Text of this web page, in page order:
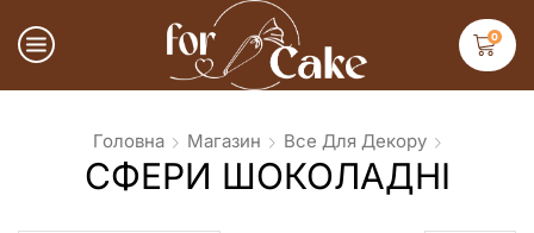
0
Головна Магазин Все Для Декору
СФЕРИ ШОКОЛАДНІ